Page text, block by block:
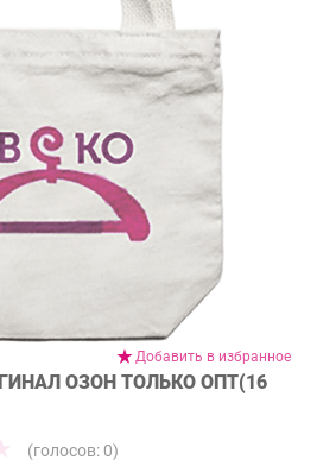
Добавить в избранное
ОЗОН ТОЛЬКО ОПТ(16
(голосов: 0)